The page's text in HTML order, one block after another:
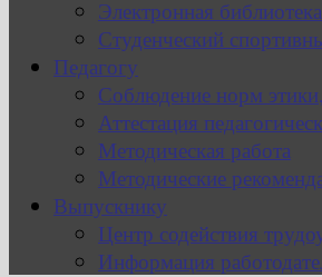
Электронная библиотека
Студенческий
Педагогу
Соблюдение норм
Аттестация
Методическая работа
Методические
Выпускнику
Центр содействия
Информация